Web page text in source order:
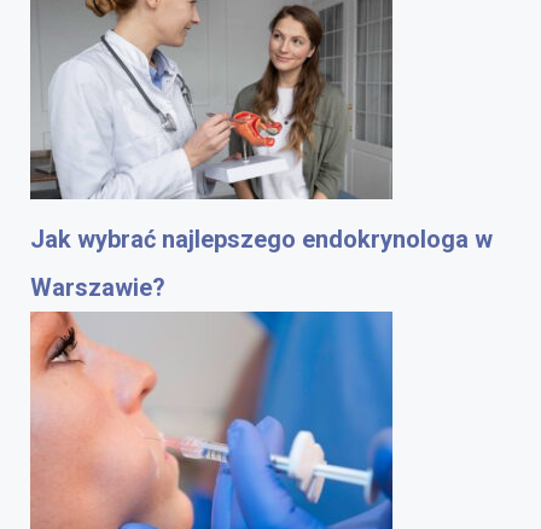
Jak wybrać najlepszego endokrynologa w
Warszawie?